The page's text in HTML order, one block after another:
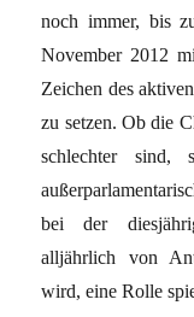
noch immer, bis
November 2012
Zeichen des
zu setzen. Ob die
schlechter sind,
bei der
alljährlich von
wird, eine Rolle